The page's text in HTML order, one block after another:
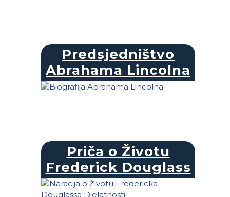
Predsjedništvo
Abrahama Lincolna
Priča o Životu
Frederick Douglass